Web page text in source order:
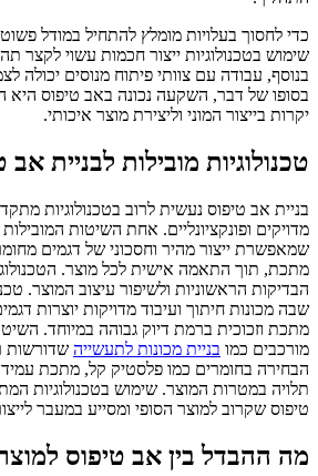
כדי לחסוך בעלויות מומלץ להתחיל במודל
שימוש בטכנולוגיות ייצור חכמות עשוי לקצר
בנוסף, עבודה עם צוותי פיתוח מנוסים יכולה
בסופו של דבר, השקעה נכונה באב טיפוס היא
יקרות בייצור המוני וליצירת מוצר איכותי.
טכנולוגיות מובילות לבניית אב
בניית אב טיפוס נעשית לרוב בטכנולוגיות
מדויקים ופונקציונליים. אחת השיטות
שמאפשרת ייצור מהיר וחסכוני של דגמים
מתכת, תוך התאמה אישית לכל מוצר.
שבה מכונות חיתוך ועיבוד מדויקות יוצרות
מתכת וזכוכית ברמת דיוק גבוהה במיוחד.
מורכבים כמו בניית מכונות לתעשייה שדורשות
הבחירה בחומרים כמו פלסטיק קל, מתכת
תלויה במטרות המוצר. שימוש בטכנולוגיות
טיפוס שקרוב למוצר הסופי ומסייע במעבר
מה ההבדל בין אב טיפוס